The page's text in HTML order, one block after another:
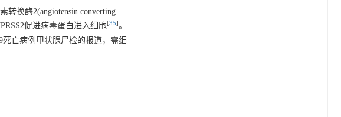
换酶2(angiotensin converting
促进病毒蛋白进入细胞[35]。
亡病例甲状腺尸检的报道，需细